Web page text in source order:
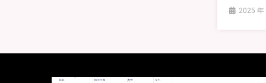
2025 年